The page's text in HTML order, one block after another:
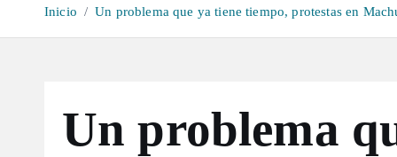
Inicio Un problema que ya tiene tiempo, protestas en
Un problema